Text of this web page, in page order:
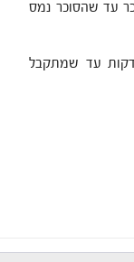
עד שהסוכר נמס
מעבירים למיקסר עם וו הקצפה ומקציפים כ-5 דקות עד שמתקבל